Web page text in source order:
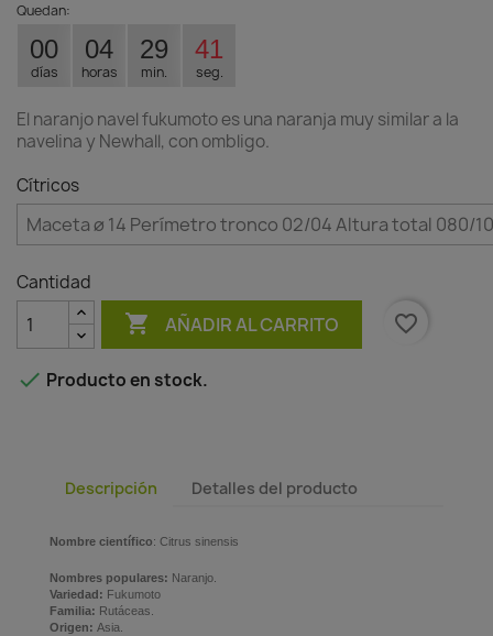
Quedan:
00
días
04
horas
29
min.
40
seg.
El naranjo navel fukumoto es una naranja muy similar a la
navelina y Newhall, con ombligo.
Cítricos
Cantidad
 AÑADIR AL CARRITO favorite_border
 Producto en stock.
Descripción Detalles del producto
Nombre científico: Citrus sinensis
Nombres populares: Naranjo.
Variedad: Fukumoto
Familia: Rutáceas.
Origen: Asia.